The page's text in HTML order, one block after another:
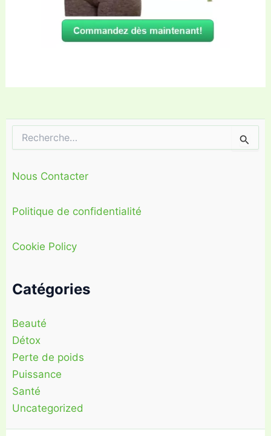
Nous Contacter
Politique de confidentialité
Cookie Policy
Catégories
Beauté
Détox
Perte de poids
Puissance
Santé
Uncategorized